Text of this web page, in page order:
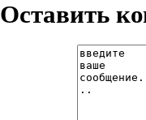
Оставить